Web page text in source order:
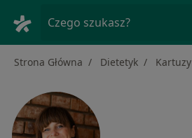
Czego szukasz?
Strona Główna Dietetyk Kartuzy